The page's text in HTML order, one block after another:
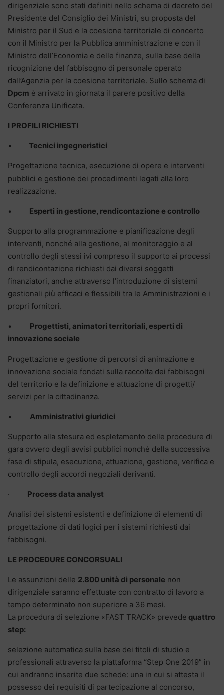
dirigenziale sono stati definiti nello schema di decreto del
Presidente del Consiglio dei Ministri, su proposta del
Ministro per il Sud e la coesione territoriale di concerto
con il Ministro per la Pubblica amministrazione e con il
Ministro dell’Economia e delle finanze, sulla base della
ricognizione del fabbisogno di personale operato
dall’Agenzia per la coesione territoriale. Sullo schema di
Dpcm è arrivato in giornata il parere positivo della
Conferenza Unificata.
I PROFILI RICHIESTI
• Tecnici ingegneristici
Progettazione tecnica, esecuzione di opere e interventi
pubblici e gestione dei procedimenti legati alla loro
realizzazione.
• Esperti in gestione, rendicontazione e controllo
Supporto alla programmazione e pianificazione degli
interventi, nonché alla gestione, al monitoraggio e al
controllo degli stessi ivi compreso il supporto ai processi
di rendicontazione richiesti dai diversi soggetti
finanziatori, anche attraverso l’introduzione di sistemi
gestionali più efficaci e flessibili tra le Amministrazioni e i
propri fornitori.
• Progettisti, animatori territoriali, esperti di
innovazione sociale
Progettazione e gestione di percorsi di animazione e
innovazione sociale fondati sulla raccolta dei fabbisogni
del territorio e la definizione e attuazione di progetti/
servizi per la cittadinanza.
• Amministrativi giuridici
Supporto alla stesura ed espletamento delle procedure di
gara ovvero degli avvisi pubblici nonché della successiva
fase di stipula, esecuzione, attuazione, gestione, verifica e
controllo degli accordi negoziali derivanti.
· Process data analyst
Analisi dei sistemi esistenti e definizione di elementi di
progettazione di dati logici per i sistemi richiesti dai
fabbisogni.
LE PROCEDURE CONCORSUALI
Le assunzioni delle 2.800 unità di personale non
dirigenziale saranno effettuate con contratto di lavoro a
tempo determinato non superiore a 36 mesi.
La procedura di selezione «FAST TRACK» prevede quattro
step:
selezione automatica sulla base dei titoli di studio e
professionali attraverso la piattaforma “Step One 2019” in
cui andranno inserite due schede: una in cui si attesta il
possesso dei requisiti di partecipazione al concorso,